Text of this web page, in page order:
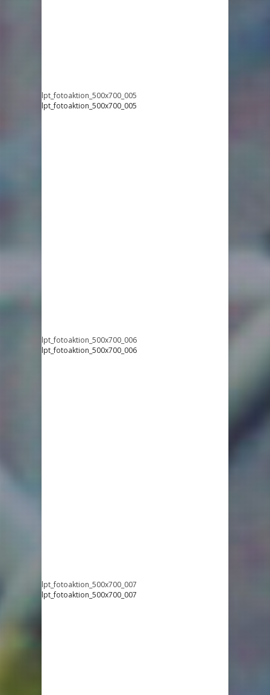
lpt_fotoaktion_500x700_005
lpt_fotoaktion_500x700_005
lpt_fotoaktion_500x700_006
lpt_fotoaktion_500x700_006
lpt_fotoaktion_500x700_007
lpt_fotoaktion_500x700_007